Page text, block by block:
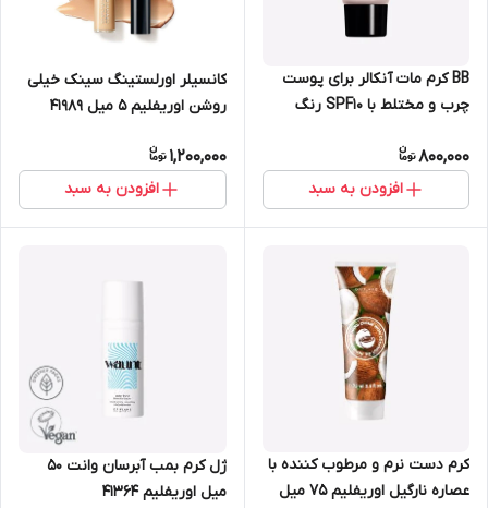
BB کرم مات آنکالر برای پوست
چرب و مختلط با SPF10 رنگ
800,000
افزودن به سبد
کانسیلر اورلستینگ سینک خیلی
روشن اوریفلیم 5 میل 41989
1,200,000
افزودن به سبد
کرم دست نرم و مرطوب کننده با
عصاره نارگیل اوریفلیم 75 میل
ژل کرم بمب آبرسان وانت 50
میل اوریفلیم 41364